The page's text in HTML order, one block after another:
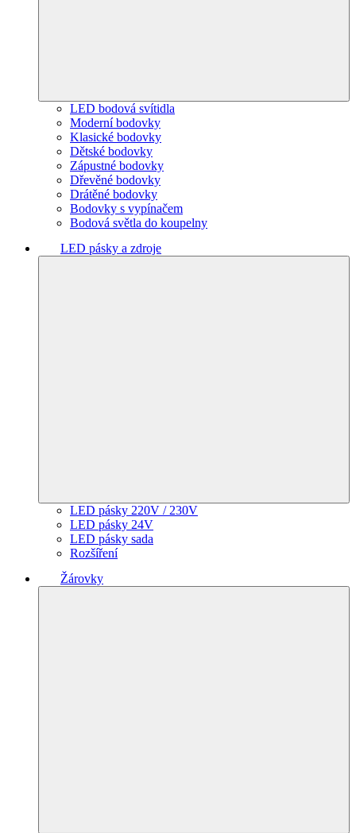
LED bodová svítidla
Moderní bodovky
Klasické bodovky
Dětské bodovky
Zápustné bodovky
Dřevěné bodovky
Drátěné bodovky
Bodovky s vypínačem
Bodová světla do koupelny
LED pásky a zdroje
LED pásky 220V / 230V
LED pásky 24V
LED pásky sada
Rozšíření
Žárovky